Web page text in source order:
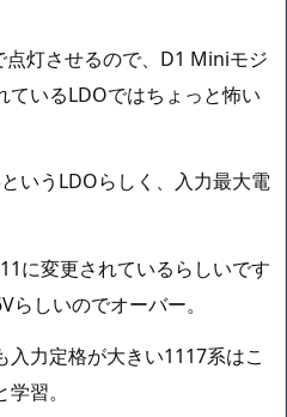
点灯させるので、D1 Miniモジ
ているLDOではちょっと怖い
いうLDOらしく、入力最大電
に変更されているらしいです
しいのでオーバー。
入力定格が大きい1117系はこ
習。